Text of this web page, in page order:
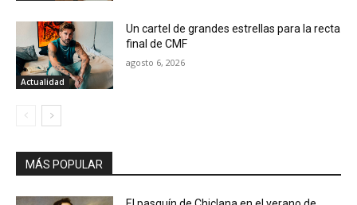
Actualidad
Un cartel de grandes estrellas para la recta
final de CMF
agosto 6, 2026
MÁS POPULAR